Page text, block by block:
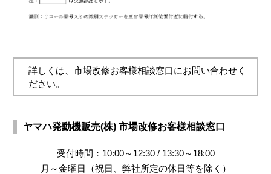
詳しくは、市場改修お客様相談窓口にお問い合わせく
ださい。
ヤマハ発動機販売(株) 市場改修お客様相談窓口
受付時間：10:00～12:30 / 13:30～18:00
月～金曜日（祝日、弊社所定の休日等を除く）